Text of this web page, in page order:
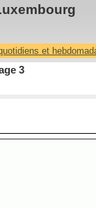
et
3